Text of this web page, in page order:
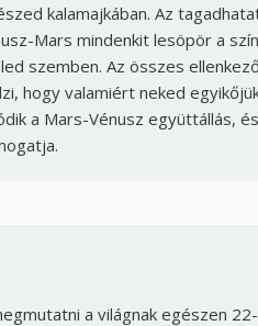
kalamajkában. Az
Mars mindenkit lesöpör a
szemben. Az összes
hogy valamiért neked
a Mars-Vénusz együttállás,
a világnak egészen